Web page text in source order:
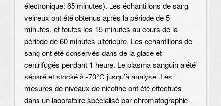
électronique: 65 minutes). Les échantillons de sang
veineux ont été obtenus après la période de 5
minutes, et toutes les 15 minutes au cours de la
période de 60 minutes ultérieure. Les échantillons de
sang ont été conservés dans de la glace et
centrifugés pendant 1 heure. Le plasma sanguin a été
séparé et stocké à -70°C jusqu’à analyse. Les
mesures de niveaux de nicotine ont été effectués
dans un laboratoire spécialisé par chromatographie